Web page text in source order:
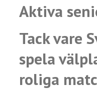
Aktiva
Tack vare
spela
roliga